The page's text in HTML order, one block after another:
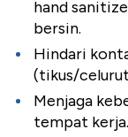
hand
bersin.
Hindari
(tikus/
Menjaga
tempat kerja.